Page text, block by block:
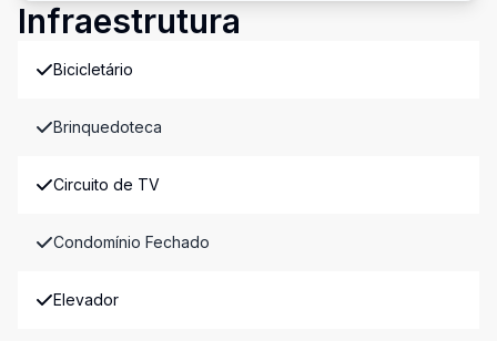
Infraestrutura
Bicicletário
Brinquedoteca
Circuito de TV
Condomínio Fechado
Elevador